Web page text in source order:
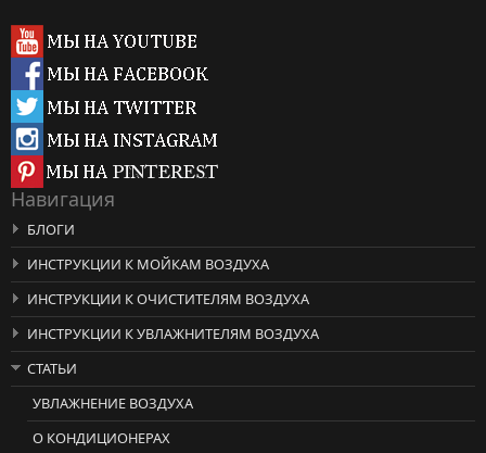
Навигация
БЛОГИ
ИНСТРУКЦИИ К МОЙКАМ ВОЗДУХА
ИНСТРУКЦИИ К ОЧИСТИТЕЛЯМ ВОЗДУХА
ИНСТРУКЦИИ К УВЛАЖНИТЕЛЯМ ВОЗДУХА
СТАТЬИ
УВЛАЖНЕНИЕ ВОЗДУХА
О КОНДИЦИОНЕРАХ